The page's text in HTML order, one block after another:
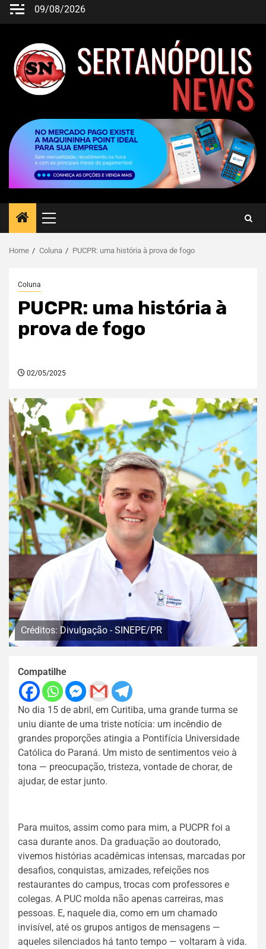
09/08/2026
Home Coluna PUCPR: uma história à prova de fogo
Coluna
PUCPR: uma história à
prova de fogo
02/05/2025
Créditos: Divulgação - SINEPE/PR
Compatilhe
No dia 15 de abril, em Curitiba, uma grande turma se
uniu diante de uma triste notícia: um incêndio de
grandes proporções atingia a Pontifícia Universidade
Católica do Paraná. Um misto de sentimentos veio à
tona — preocupação, tristeza, vontade de chorar, de
ajudar, de estar junto.
Para muitos, assim como para mim, a PUCPR foi a
casa durante anos. Da graduação ao doutorado,
vivemos histórias acadêmicas intensas, marcadas por
desafios, conquistas, amizades, refeições nos
restaurantes do campus, trocas com professores e
colegas. A PUC molda não apenas carreiras, mas
pessoas. E, naquele dia, como em um chamado
invisível, até os grupos antigos de mensagens —
aqueles silenciados há tanto tempo — voltaram à vida.